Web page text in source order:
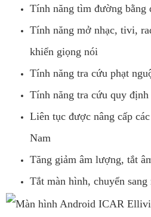
Tính năng tìm đường bằng
Tính năng mở nhạc, tivi,
khiển giọng nói
Tính năng tra cứu phạt
Tính năng tra cứu quy định
Liên tục được nâng cấp
Nam
Tăng giảm âm lượng, tắt
Tắt màn hình, chuyển